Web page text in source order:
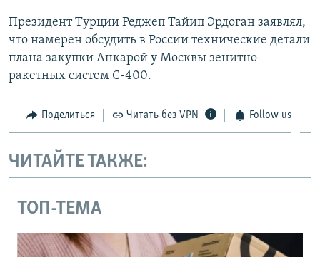
Президент Турции Реджеп Тайип Эрдоган заявлял,
что намерен обсудить в России технические детали
плана закупки Анкарой у Москвы зенитно-
ракетных систем С-400.
Поделиться Читать без VPN Follow us
ЧИТАЙТЕ ТАКЖЕ:
ТОП-ТЕМА